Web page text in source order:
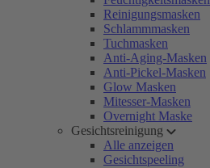
Reinigungsmasken
Schlammmasken
Tuchmasken
Anti-Aging-Masken
Anti-Pickel-Masken
Glow Masken
Mitesser-Masken
Overnight Maske
Gesichtsreinigung
Alle anzeigen
Gesichtspeeling